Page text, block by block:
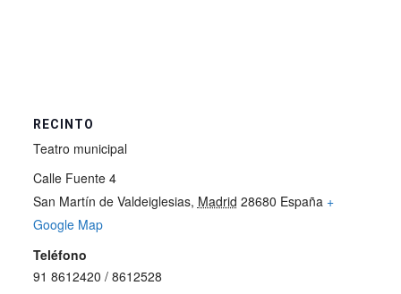
RECINTO
Teatro municipal
Calle Fuente 4
San Martín de Valdeiglesias, Madrid 28680 España +
Google Map
Teléfono
91 8612420 / 8612528